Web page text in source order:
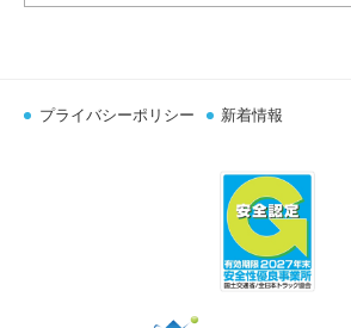
プライバシーポリシー 新着情報